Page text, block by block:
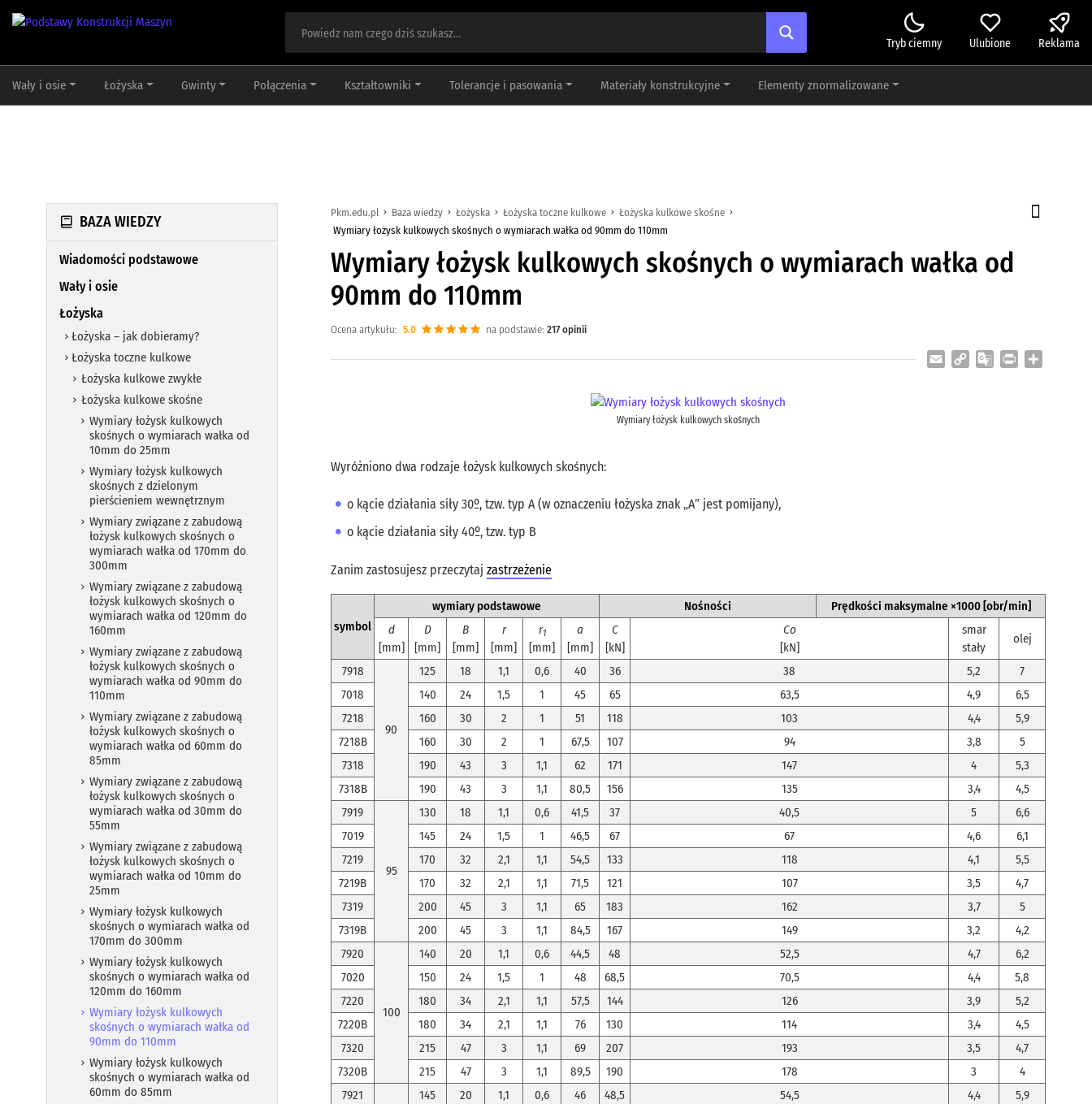
Tryb ciemny Ulubione Reklama
Wały i osie Łożyska Gwinty Połączenia Kształtowniki Tolerancje i pasowania Materiały konstrukcyjne Elementy znormalizowane
BAZA WIEDZY
Wiadomości podstawowe
Wały i osie
Łożyska
Łożyska – jak dobieramy?
Łożyska toczne kulkowe
Łożyska kulkowe zwykłe
Łożyska kulkowe skośne
Wymiary łożysk kulkowych
skośnych o wymiarach wałka od
10mm do 25mm
Wymiary łożysk kulkowych
skośnych z dzielonym
pierścieniem wewnętrznym
Wymiary związane z zabudową
łożysk kulkowych skośnych o
wymiarach wałka od 170mm do
300mm
Wymiary związane z zabudową
łożysk kulkowych skośnych o
wymiarach wałka od 120mm do
160mm
Wymiary związane z zabudową
łożysk kulkowych skośnych o
wymiarach wałka od 90mm do
110mm
Wymiary związane z zabudową
łożysk kulkowych skośnych o
wymiarach wałka od 60mm do
85mm
Wymiary związane z zabudową
łożysk kulkowych skośnych o
wymiarach wałka od 30mm do
55mm
Wymiary związane z zabudową
łożysk kulkowych skośnych o
wymiarach wałka od 10mm do
25mm
Wymiary łożysk kulkowych
skośnych o wymiarach wałka od
170mm do 300mm
Wymiary łożysk kulkowych
skośnych o wymiarach wałka od
120mm do 160mm
Wymiary łożysk kulkowych
skośnych o wymiarach wałka od
90mm do 110mm
Wymiary łożysk kulkowych
skośnych o wymiarach wałka od
60mm do 85mm
Pkm.edu.pl Baza wiedzy Łożyska Łożyska toczne kulkowe
Łożyska kulkowe skośne
Wymiary łożysk kulkowych skośnych o wymiarach wałka od 90mm do 110mm
Wymiary łożysk kulkowych skośnych o wymiarach wałka od
90mm do 110mm
Ocena artykułu: 5.0 na podstawie: 217opinii
Email
Copy
GooglePrint
Wymiary łożysk kulkowych skośnych
Wyróżniono dwa rodzaje łożysk kulkowych skośnych:
o kącie działania siły 30º, tzw. typ A (w oznaczeniu łożyska znak „A” jest pomijany),
o kącie działania siły 40º, tzw. typ B
Zanim zastosujesz przeczytaj zastrzeżenie
symbol
wymiary podstawowe Nośności
Prędkości maksymalne ×1000 [obr/min]
d
[mm]
D
[mm]
B
[mm]
r
[mm]
r1
[mm]
a
[mm]
C
[kN]
Co
[kN]
smar
stały
olej
7918
90
125 18 1,1 0,6 40 36 38 5,2
7
7018
140 24 1,5 1 45 65 63,5 4,9
6,5
7218
160 30 2 1 51 118 103 4,4
5,9
7218B
160 30 2 1 67,5 107 94 3,8
5
7318
190 43 3 1,1 62 171 147 4
5,3
7318B
190 43 3 1,1 80,5 156 135 3,4
4,5
7919
95
130 18 1,1 0,6 41,5 37 40,5 5
6,6
7019
145 24 1,5 1 46,5 67 67 4,6
6,1
7219
170 32 2,1 1,1 54,5 133 118 4,1
5,5
7219B
170 32 2,1 1,1 71,5 121 107 3,5
4,7
7319
200 45 3 1,1 65 183 162 3,7
5
7319B
200 45 3 1,1 84,5 167 149 3,2
4,2
7920
100
140 20 1,1 0,6 44,5 48 52,5 4,7
6,2
7020
150 24 1,5 1 48 68,5 70,5 4,4
5,8
7220
180 34 2,1 1,1 57,5 144 126 3,9
5,2
7220B
180 34 2,1 1,1 76 130 114 3,4
4,5
7320
215 47 3 1,1 69 207 193 3,5
4,7
7320B
215 47 3 1,1 89,5 190 178 3
4
7921
145 20 1,1 0,6 46 48,5 54,5 4,4
5,9